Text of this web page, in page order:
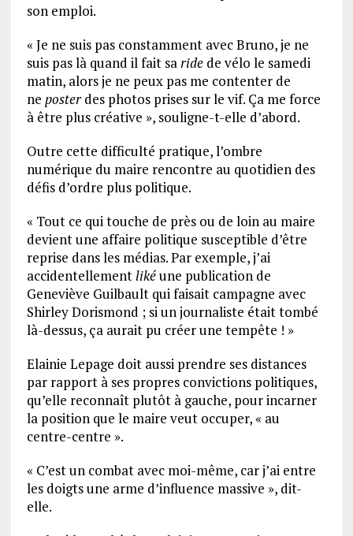
son emploi.
« Je ne suis pas constamment avec Bruno, je ne
suis pas là quand il fait saride de vélo le samedi
matin, alors je ne peux pas me contenter de
ne posterdes photos prises sur le vif. Ça me force
à être plus créative », souligne-t-elle d’abord.
Outre cette difficulté pratique, l’ombre
numérique du maire rencontre au quotidien des
défis d’ordre plus politique.
« Tout ce qui touche de près ou de loin au maire
devient une affaire politique susceptible d’être
reprise dans les médias. Par exemple, j’ai
accidentellementlikéune publication de
Geneviève Guilbault qui faisait campagne avec
Shirley Dorismond ; si un journaliste était tombé
là-dessus, ça aurait pu créer une tempête ! »
Elainie Lepage doit aussi prendre ses distances
par rapport à ses propres convictions politiques,
qu’elle reconnaît plutôt à gauche, pour incarner
la position que le maire veut occuper, « au
centre-centre ».
« C’est un combat avec moi-même, car j’ai entre
les doigts une arme d’influence massive », dit-
elle.